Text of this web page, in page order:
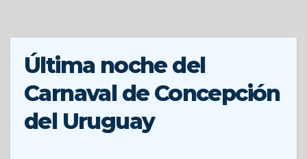
Última noche del
Carnaval de Concepción
del Uruguay